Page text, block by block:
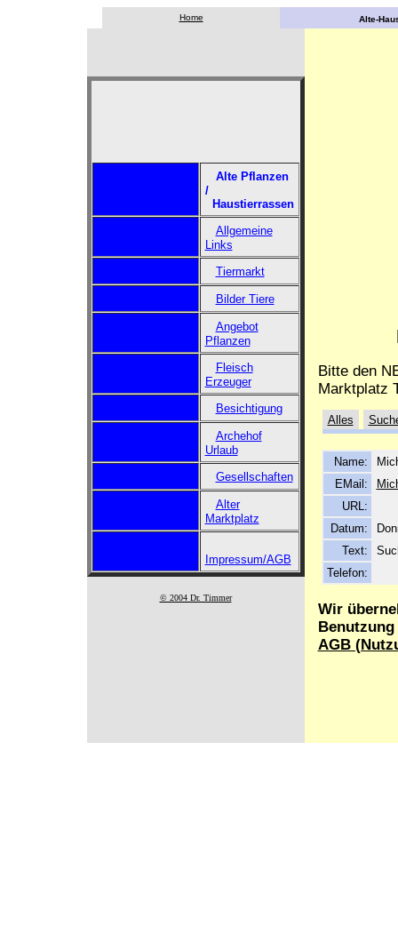
Home Alte-
Alte Pflanzen
/
Haustierrassen
Allgemeine
Links
Tiermarkt
Bilder Tiere
Angebot
Pflanzen
Fleisch
Erzeuger
Besichtigung
Archehof
Urlaub
Gesellschaften
Alter
Marktplatz
Impressum/AGB
© 2004 Dr. Timmer
Bitte den
Marktplatz
Alles
Name:
EMail:
URL:
Datum:
Text:
Telefon:
Wir
AGB